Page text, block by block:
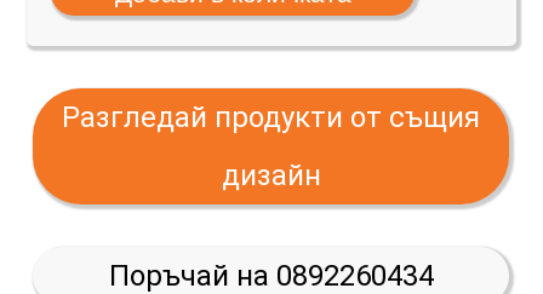
Разгледай продукти от същия
дизайн
Поръчай на 0892260434